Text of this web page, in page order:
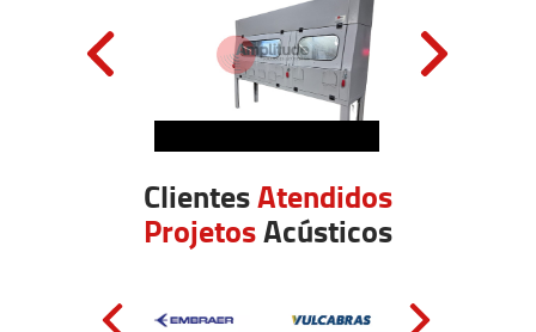
ClientesAtendidos
ProjetosAcústicos